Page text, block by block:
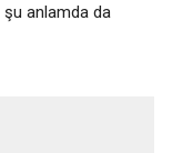
anlamda da